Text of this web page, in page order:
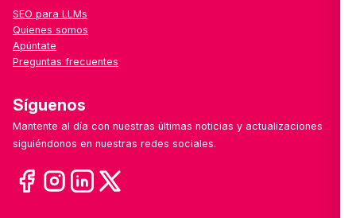
SEO para LLMs
Quienes somos
Apúntate
Preguntas frecuentes
Síguenos
Mantente al día con nuestras últimas noticias y actualizaciones
siguiéndonos en nuestras redes sociales.